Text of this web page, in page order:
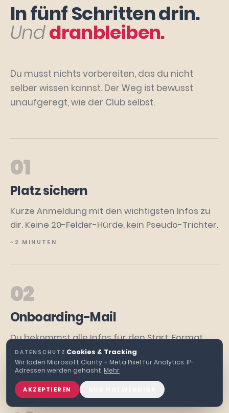
In fünf Schritten drin.
Unddranbleiben.
Du musst nichts vorbereiten, das du nicht
selber wissen kannst. Der Weg ist bewusst
unaufgeregt, wie der Club selbst.
01
Platz sichern
Kurze Anmeldung mit den wichtigsten Infos zu
dir. Keine 20-Felder-Hürde, kein Pseudo-Trichter.
~2 MINUTEN
02
Onboarding-Mail
Du bekommst alle Infos für den Start: Format,
Zugang, was du brauchst, was dich erwartet.
DIREKT NACH BESTÄTIGUNG
DATENSCHUTZ ·Cookies & Tracking
Wir laden Microsoft Clarity + Meta Pixel für Analytics. IP-
Adressen werden gehasht. Mehr
AKZEPTIEREN